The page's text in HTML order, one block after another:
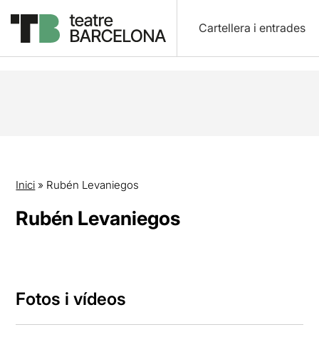
Cartellera i entrades
Inici » Rubén Levaniegos
Rubén Levaniegos
Fotos i vídeos